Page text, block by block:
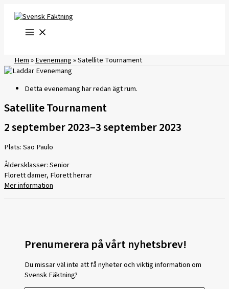
innehåll
Hem»Evenemang»Satellite Tournament
Detta evenemang har redan ägt rum.
Satellite Tournament
2 september 2023–3 september 2023
Plats: Sao Paulo
Åldersklasser: Senior
Florett damer, Florett herrar
Mer information
Prenumerera på vårt nyhetsbrev!
Du missar väl inte att få nyheter och viktig information om
Svensk Fäktning?